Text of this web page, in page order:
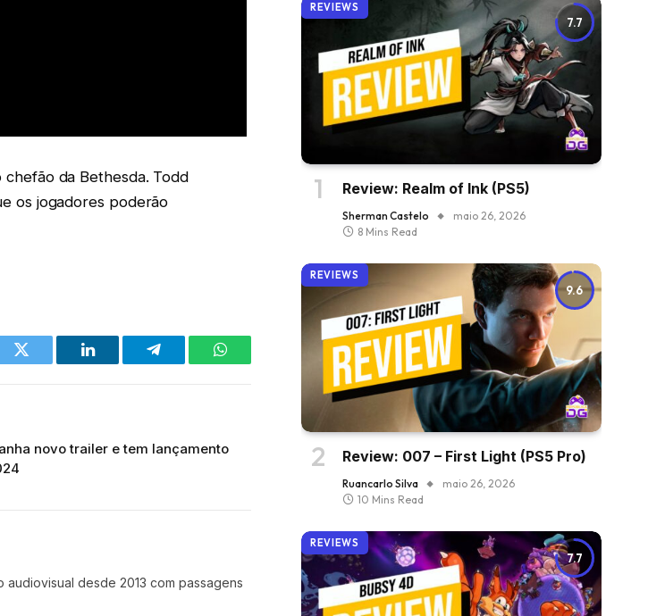
da Bethesda. Todd
os jogadores poderão
Twitter LinkedIn Telegram WhatsApp
novo trailer e tem lançamento
desde 2013 com passagens
7.7
REVIEWS
Review: Realm of Ink (PS5)
Sherman Castelo
maio 26, 2026
8 Mins Read
9.6
REVIEWS
Review: 007 – First Light (PS5 Pro)
Ruancarlo Silva
maio 26, 2026
10 Mins Read
7.7
REVIEWS